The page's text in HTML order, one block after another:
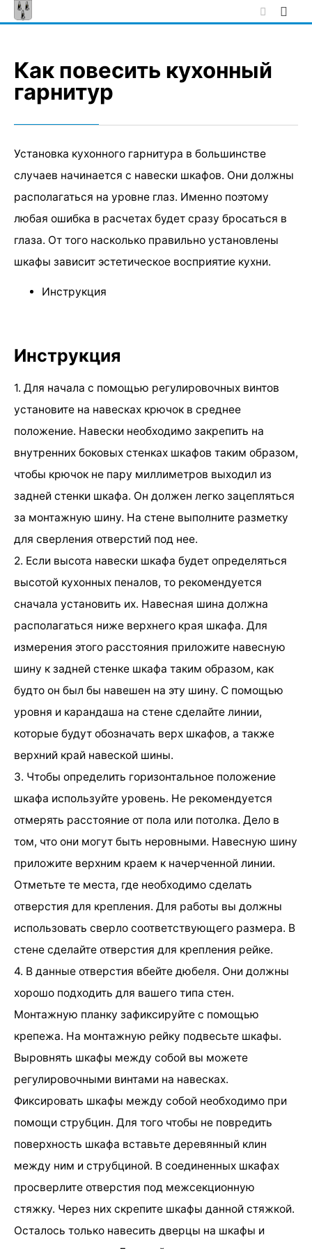
Skip
to
Как повесить кухонный
гарнитур
Установка кухонного гарнитура в большинстве
случаев начинается с навески шкафов. Они должны
располагаться на уровне глаз. Именно поэтому
любая ошибка в расчетах будет сразу бросаться в
глаза. От того насколько правильно установлены
шкафы зависит эстетическое восприятие кухни.
Инструкция
Инструкция
1. Для начала с помощью регулировочных винтов
установите на навесках крючок в среднее
положение. Навески необходимо закрепить на
внутренних боковых стенках шкафов таким образом,
чтобы крючок не пару миллиметров выходил из
задней стенки шкафа. Он должен легко зацепляться
за монтажную шину. На стене выполните разметку
для сверления отверстий под нее.
2. Если высота навески шкафа будет определяться
высотой кухонных пеналов, то рекомендуется
сначала установить их. Навесная шина должна
располагаться ниже верхнего края шкафа. Для
измерения этого расстояния приложите навесную
шину к задней стенке шкафа таким образом, как
будто он был бы навешен на эту шину. С помощью
уровня и карандаша на стене сделайте линии,
которые будут обозначать верх шкафов, а также
верхний край навеской шины.
3. Чтобы определить горизонтальное положение
шкафа используйте уровень. Не рекомендуется
отмерять расстояние от пола или потолка. Дело в
том, что они могут быть неровными. Навесную шину
приложите верхним краем к начерченной линии.
Отметьте те места, где необходимо сделать
отверстия для крепления. Для работы вы должны
использовать сверло соответствующего размера. В
стене сделайте отверстия для крепления рейке.
4. В данные отверстия вбейте дюбеля. Они должны
хорошо подходить для вашего типа стен.
Монтажную планку зафиксируйте с помощью
крепежа. На монтажную рейку подвесьте шкафы.
Выровнять шкафы между собой вы можете
регулировочными винтами на навесках.
Фиксировать шкафы между собой необходимо при
помощи струбцин. Для того чтобы не повредить
поверхность шкафа вставьте деревянный клин
между ним и струбциной. В соединенных шкафах
просверлите отверстия под межсекционную
стяжку. Через них скрепите шкафы данной стяжкой.
Осталось только навесить дверцы на шкафы и